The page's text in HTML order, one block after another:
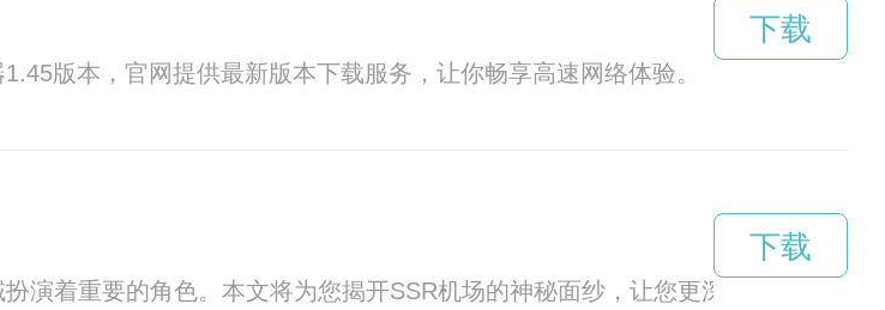
版本，官网提供最新版本下载服务，让你畅享高速网络体验。
下载
演着重要的角色。本文将为您揭开SSR机场的神秘面纱，让您更深入了解这一网
下载